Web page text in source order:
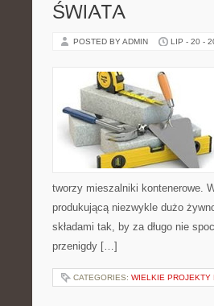
ŚWIATA
POSTED BY ADMIN LIP - 20 -
tworzy mieszalniki kontenerowe.
produkującą niezwykle dużo
składami tak, by za długo nie
przenigdy […]
CATEGORIES: WIELKIE PROJEKTY